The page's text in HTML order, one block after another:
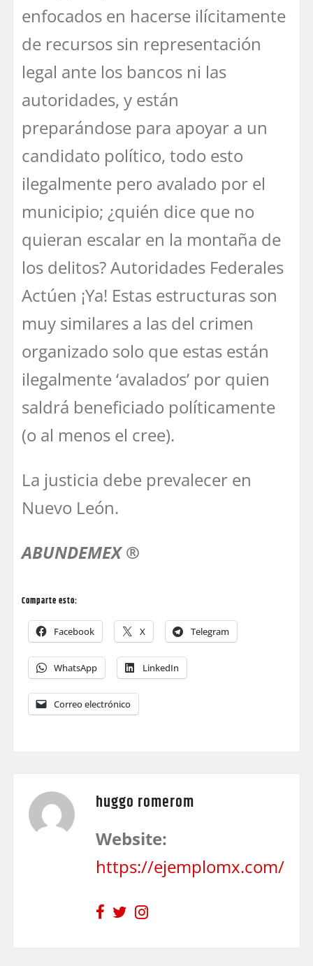
enfocados en hacerse ilícitamente
de recursos sin representación
legal ante los bancos ni las
autoridades, y están
preparándose para apoyar a un
candidato político, todo esto
ilegalmente pero avalado por el
municipio; ¿quién dice que no
quieran escalar en la montaña de
los delitos? Autoridades Federales
Actúen ¡Ya! Estas estructuras son
muy similares a las del crimen
organizado solo que estas están
ilegalmente ‘avalados’ por quien
saldrá beneficiado políticamente
(o al menos el cree).
La justicia debe prevalecer en
Nuevo León.
ABUNDEMEX ®
Comparte esto:
Facebook X Telegram
WhatsApp LinkedIn
Correo electrónico
huggo romerom
Website:
https://ejemplomx.com/